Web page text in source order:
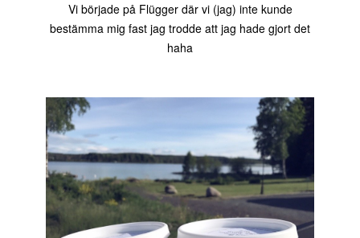
Vi började på Flügger där vi (jag) inte kunde
bestämma mig fast jag trodde att jag hade gjort det
haha